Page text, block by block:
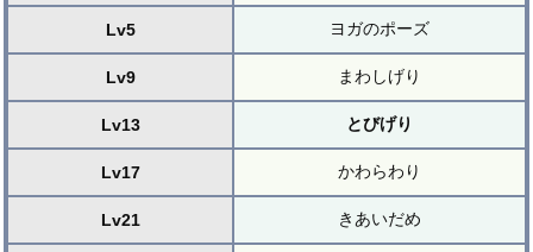
Lv5 ヨガのポーズ
Lv9 まわしげり
Lv13 とびげり
Lv17 かわらわり
Lv21 きあいだめ